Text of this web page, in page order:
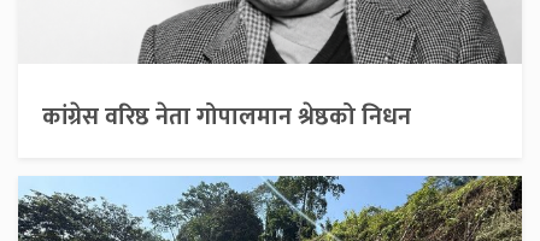
कांग्रेस वरिष्ठ नेता गोपालमान श्रेष्ठको निधन